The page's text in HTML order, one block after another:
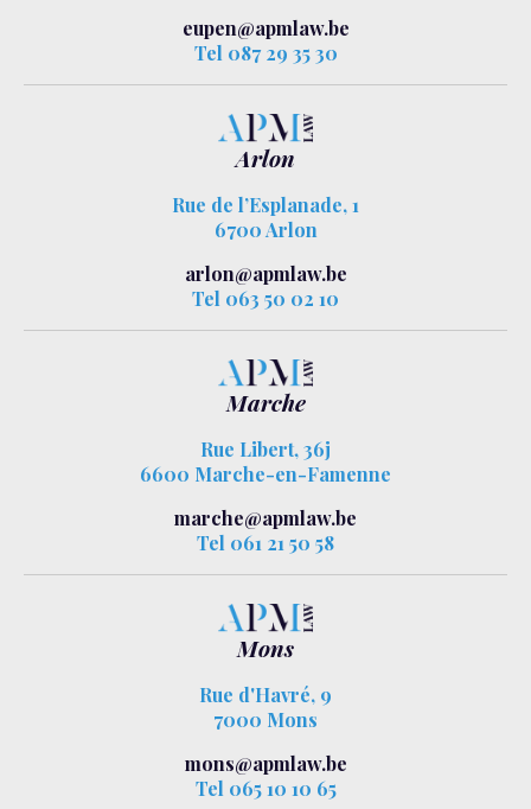
eupen@apmlaw.be
Tel 087 29 35 30
Arlon
Rue de l’Esplanade, 1
6700 Arlon
arlon@apmlaw.be
Tel 063 50 02 10
Marche
Rue Libert, 36j
6600 Marche-en-Famenne
marche@apmlaw.be
Tel 061 21 50 58
Mons
Rue d'Havré, 9
7000 Mons
mons@apmlaw.be
Tel 065 10 10 65